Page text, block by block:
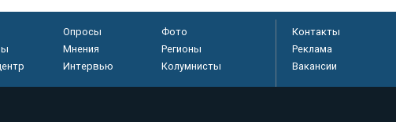
Опросы
Фото
Мнения
Регионы
Интервью Колумнисты
Контакты
Реклама
Вакансии